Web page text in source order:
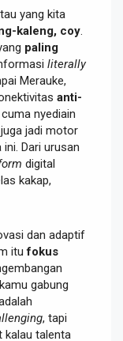
yang kita
kaleng, coy
paling
literally
Merauke,
anti-
nyediain
jadi motor
Dari urusan
digital
kakap,
dan adaptif
itufokus
gabung
, tapi
kalau talenta